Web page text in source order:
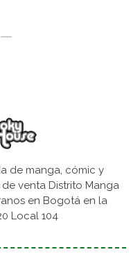
de manga, cómic y
venta Distrito Manga
en Bogotá en la
Local 104